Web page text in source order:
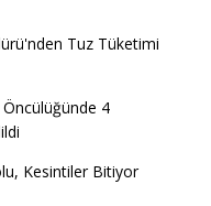
Tuz Tüketimi
Öncülüğünde 4
Kesintiler Bitiyor